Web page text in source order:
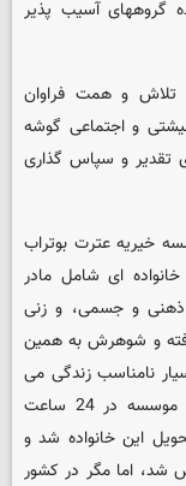
گروههای آسیب پذیر
تلاش و همت فراوان
و اجتماعی گوشه
تقدیر و سپاس گذاری
خیریه عترت بوتراب
ای شامل مادر
ذهنی و جسمی، و زنی
و شوهرش به همین
نامناسب زندگی می
کردند، با اقدام سریع آقای سیدی بنیانگذار این موسسه در 24 ساعت
این خانواده شد و
شد، اما مگر در کشور